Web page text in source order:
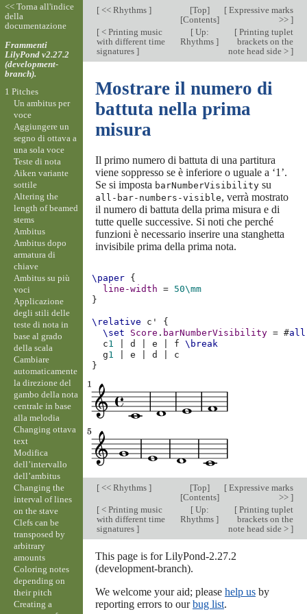
[<< Rhythms ] [Top]
[Contents]
[Expressive marks
>> ]
[< Printing music
with different time
signatures ]
[Up:
Rhythms]
[Printing tuplet
brackets on the
note head side > ]
Mostrare il numero di
battuta nella prima
misura
Il primo numero di battuta di una partitura
viene soppresso se è inferiore o uguale a ‘1’.
Se si imposta barNumberVisibilitysu
all-bar-numbers-visible, verrà mostrato
il numero di battuta della prima misura e di
tutte quelle successive. Si noti che perché
funzioni è necessario inserire una stanghetta
invisibile prima della prima nota.
\paper {
line-width
= 50\mm
}
\relative c'
{
\set
Score . barNumberVisibility = #
c1 d e f
\break
g1 e d
c
}
[<< Rhythms ] [Top]
[Contents]
[Expressive marks
>> ]
[< Printing music
with different time
signatures ]
[Up:
Rhythms]
[Printing tuplet
brackets on the
note head side > ]
This page is for LilyPond-2.27.2
(development-branch).
We welcome your aid; please help usby
reporting errors to ourbug list.
<< Torna all'indice
della
documentazione
Frammenti
LilyPond v2.27.2
(development-
branch).
1 Pitches
Un ambitus per
voce
Aggiungere un
segno di ottava a
una sola voce
Teste di nota
Aiken variante
sottile
Altering the
length of beamed
stems
Ambitus
Ambitus dopo
armatura di
chiave
Ambitus su più
voci
Applicazione
degli stili delle
teste di nota in
base al grado
della scala
Cambiare
automaticamente
la direzione del
gambo della nota
centrale in base
alla melodia
Changing ottava
text
Modifica
dell’intervallo
dell’ambitus
Changing the
interval of lines
on the stave
Clefs can be
transposed by
arbitrary
amounts
Coloring notes
depending on
their pitch
Creating a